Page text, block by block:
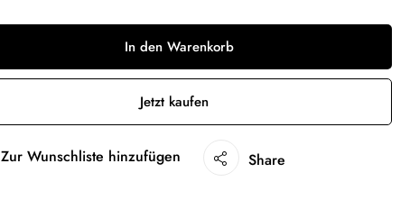
In den Warenkorb
Jetzt kaufen
Zur Wunschliste hinzufügen Share